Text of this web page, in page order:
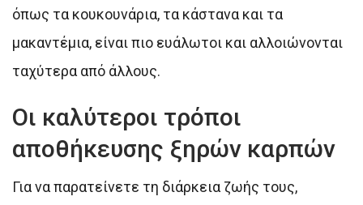
όπως τα κουκουνάρια, τα κάστανα και τα
μακαντέμια, είναι πιο ευάλωτοι και αλλοιώνονται
ταχύτερα από άλλους.
Οι καλύτεροι τρόποι
αποθήκευσης ξηρών καρπών
Για να παρατείνετε τη διάρκεια ζωής τους,